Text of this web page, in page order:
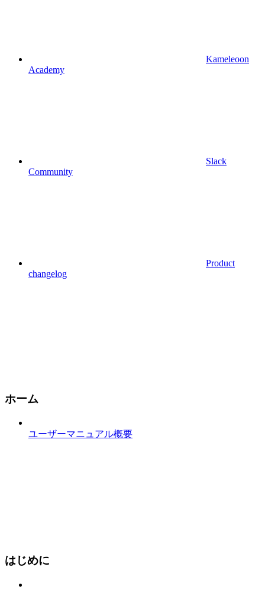
Kameleoon
Academy
Slack
Community
Product
changelog
ホーム
ユーザーマニュアル概要
はじめに